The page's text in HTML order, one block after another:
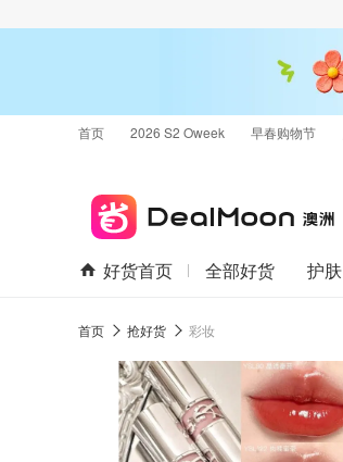
首页 2026 S2 Oweek 早春购物节
好货首页 全部好货 护肤
首页 抢好货 彩妆